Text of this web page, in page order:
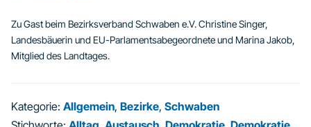
Zu Gast beim Bezirksverband Schwaben e.V. Christine Singer,
Landesbäuerin und EU-Parlamentsabegeordnete und Marina Jakob,
Mitglied des Landtages.
Kategorie: Allgemein, Bezirke, Schwaben